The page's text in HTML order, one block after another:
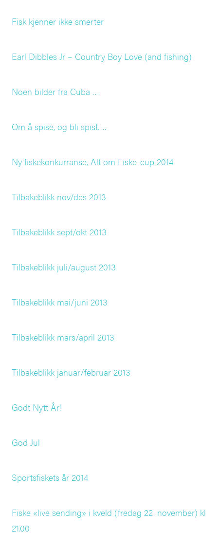
Fisk kjenner ikke smerter
Earl Dibbles Jr – Country Boy Love (and fishing)
Noen bilder fra Cuba …
Om å spise, og bli spist….
Ny fiskekonkurranse, Alt om Fiske-cup 2014
Tilbakeblikk nov/des 2013
Tilbakeblikk sept/okt 2013
Tilbakeblikk juli/august 2013
Tilbakeblikk mai/juni 2013
Tilbakeblikk mars/april 2013
Tilbakeblikk januar/februar 2013
Godt Nytt År!
God Jul
Sportsfiskets år 2014
Fiske «live sending» i kveld (fredag 22. november) kl
21.00